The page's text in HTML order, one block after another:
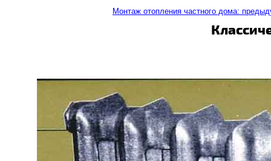
Монтаж отопления частного дома: